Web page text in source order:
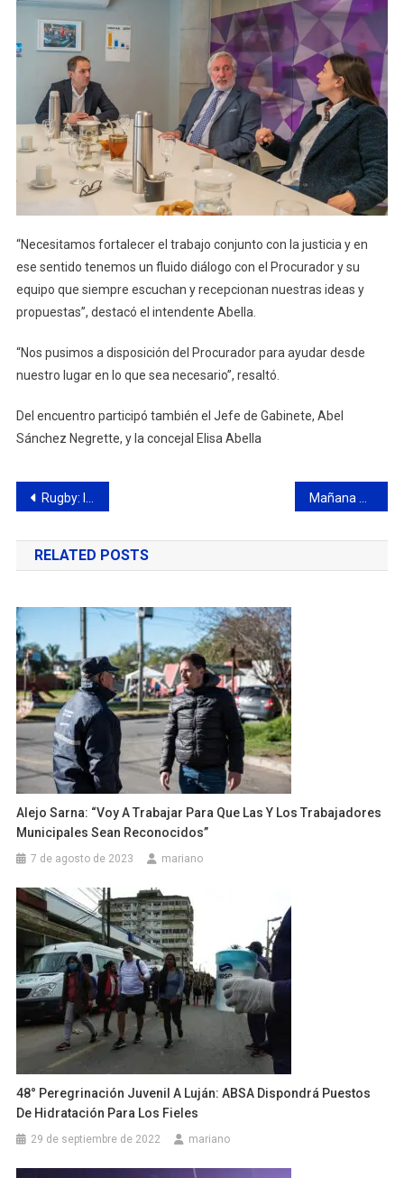
“Necesitamos fortalecer el trabajo conjunto con la justicia y en
ese sentido tenemos un fluido diálogo con el Procurador y su
equipo que siempre escuchan y recepcionan nuestras ideas y
propuestas”, destacó el intendente Abella.
“Nos pusimos a disposición del Procurador para ayudar desde
nuestro lugar en lo que sea necesario”, resaltó.
Del encuentro participó también el Jefe de Gabinete, Abel
Sánchez Negrette, y la concejal Elisa Abella
Navegación
de
entradas
Rugby: los juveniles del CCC iniciaron la segunda rueda del Torneo de la URBA
RELATED POSTS
Alejo Sarna: “Voy A Trabajar Para Que Las Y Los Trabajadores
Municipales Sean Reconocidos”
7 de agosto de 2023 mariano
48° Peregrinación Juvenil A Luján: ABSA Dispondrá Puestos
De Hidratación Para Los Fieles
29 de septiembre de 2022 mariano